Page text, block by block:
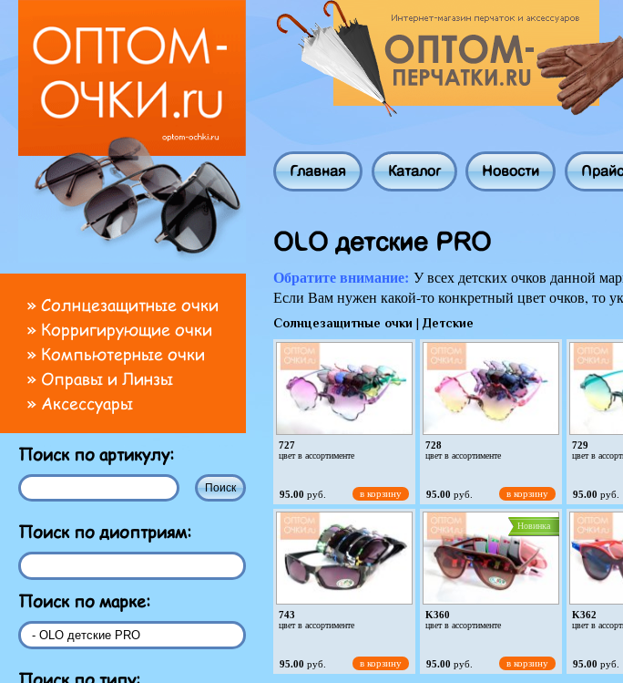
» Солнцезащитные очки
» Корригирующие очки
» Компьютерные очки
» Оправы и Линзы
» Аксессуары
Поиск по артикулу:
Поиск по диоптриям:
Поиск по марке:
OLO детские PRO
Обратите внимание: У всех детских очков данной
Если Вам нужен какой-то конкретный цвет очков, то
Солнцезащитные очки | Детские
727
цвет в ассортименте
95.00 руб. в корзину
728
цвет в ассортименте
95.00 руб. в корзину
729
цвет в
95.00 руб.
743
цвет в ассортименте
95.00 руб. в корзину
K360
цвет в ассортименте
Новинка
95.00 руб. в корзину
K362
цвет в
95.00 руб.
Главная Каталог Новости